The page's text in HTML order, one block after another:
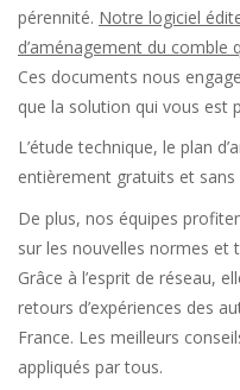
pérennité. Notre logiciel
d’aménagement du comble
Ces documents nous
que la solution qui vous est
L’étude technique, le plan
entièrement gratuits et
De plus, nos équipes
sur les nouvelles normes et
Grâce à l’esprit de réseau,
retours d’expériences des
France. Les meilleurs
appliqués par tous.